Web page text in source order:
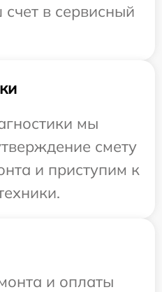
в сервисный
мы
смету
и приступим к
и оплаты